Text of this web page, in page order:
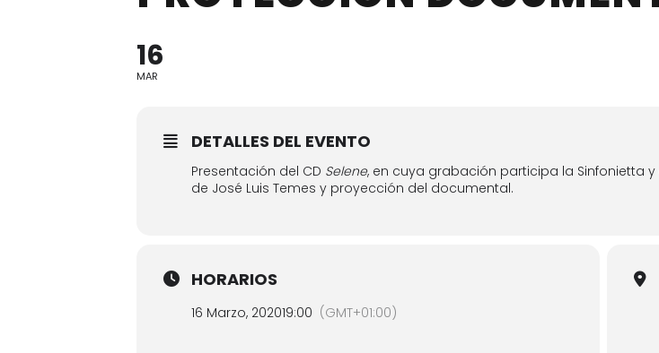
16
MAR
DETALLES DEL EVENTO
Presentación del CD Selene, en cuya grabación participa la Sinfonietta
de José Luis Temes y proyección del documental.
HORARIOS
16 Marzo, 202019:00 (GMT+01:00)